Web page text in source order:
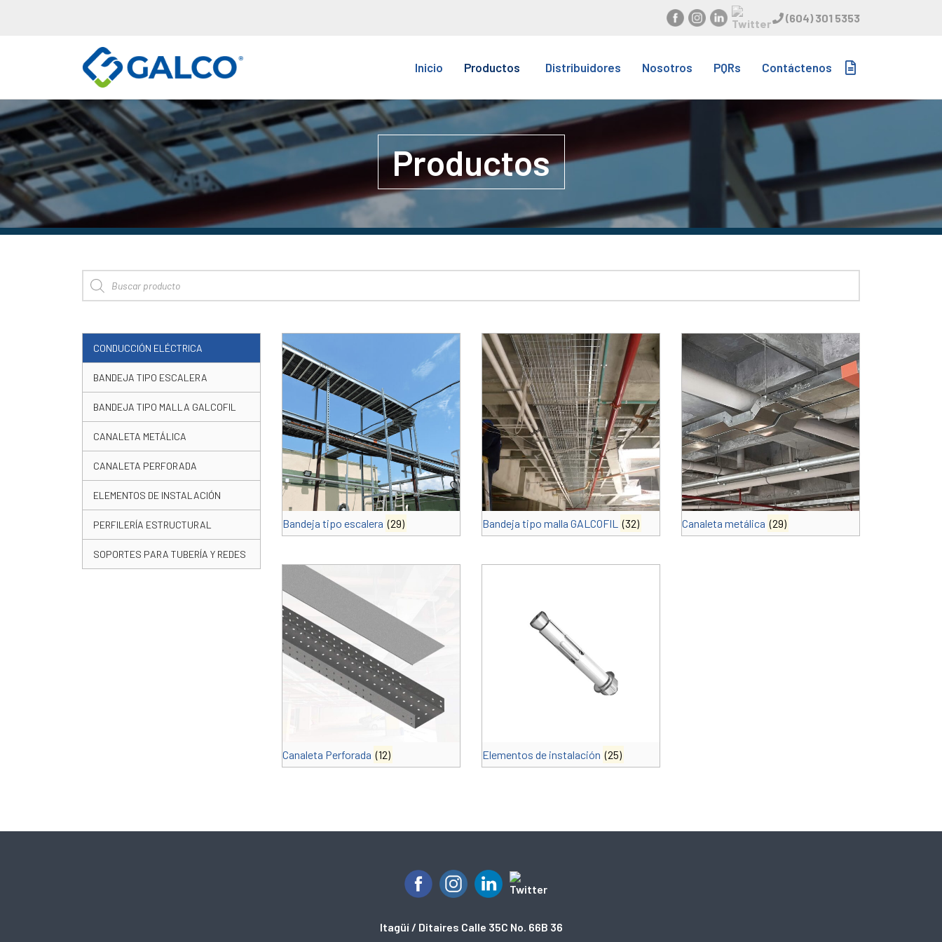
(604) 301 5353
Inicio Productos Distribuidores Nosotros PQRs Contáctenos
Productos
Búsqueda de productos
Bandeja tipo escalera (29) Bandeja tipo malla GALCOFIL (32) Canaleta metálica (29)
Canaleta Perforada (12) Elementos de instalación (25)
CONDUCCIÓN ELÉCTRICA
BANDEJA TIPO ESCALERA
BANDEJA TIPO MALLA GALCOFIL
CANALETA METÁLICA
CANALETA PERFORADA
ELEMENTOS DE INSTALACIÓN
PERFILERÍA ESTRUCTURAL
SOPORTES PARA TUBERÍA Y REDES
Itagüí / Ditaires Calle 35C No. 66B 36